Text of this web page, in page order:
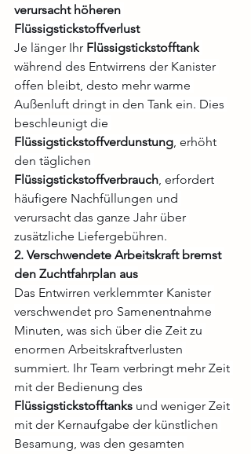
verursacht höheren
Flüssigstickstoffverlust
Je länger Ihr Flüssigstickstofftank
während des Entwirrens der Kanister
offen bleibt, desto mehr warme
Außenluft dringt in den Tank ein. Dies
beschleunigt die
Flüssigstickstoffverdunstung, erhöht
den täglichen
Flüssigstickstoffverbrauch, erfordert
häufigere Nachfüllungen und
verursacht das ganze Jahr über
zusätzliche Liefergebühren.
2. Verschwendete Arbeitskraft bremst
den Zuchtfahrplan aus
Das Entwirren verklemmter Kanister
verschwendet pro Samenentnahme
Minuten, was sich über die Zeit zu
enormen Arbeitskraftverlusten
summiert. Ihr Team verbringt mehr Zeit
mit der Bedienung des
Flüssigstickstofftanks und weniger Zeit
mit der Kernaufgabe der künstlichen
Besamung, was den gesamten